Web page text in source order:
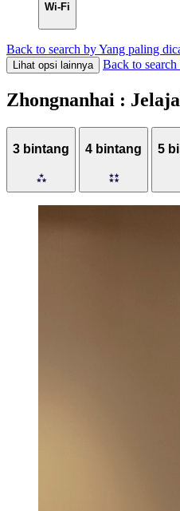
Wi-Fi
Back to search by Yang paling
Lihat opsi lainnya Back to
Zhongnanhai :
3 bintang 4 bintang 5